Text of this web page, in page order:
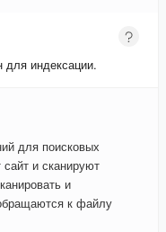
индексации.
для поисковых
и сканируют
и
к файлу